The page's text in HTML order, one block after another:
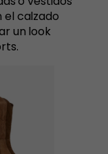
el calzado
un look